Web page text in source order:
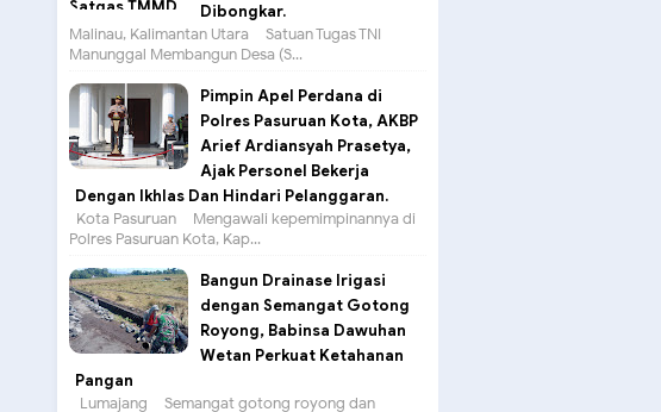
Dibongkar.
Malinau, Kalimantan Utara – Satuan Tugas TNI
Manunggal Membangun Desa (S...
Pimpin Apel Perdana di
Polres Pasuruan Kota, AKBP
Arief Ardiansyah Prasetya,
Ajak Personel Bekerja
Dengan Ikhlas Dan Hindari Pelanggaran.
Kota Pasuruan – Mengawali kepemimpinannya di
Polres Pasuruan Kota, Kap...
Bangun Drainase Irigasi
dengan Semangat Gotong
Royong, Babinsa Dawuhan
Wetan Perkuat Ketahanan
Pangan
Lumajang – Semangat gotong royong dan